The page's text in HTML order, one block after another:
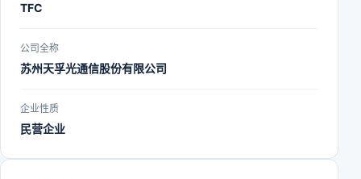
TFC
公司全称
苏州天孚光通信股份有限公司
企业性质
民营企业